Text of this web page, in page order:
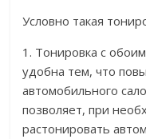
Условно такая
1. Тонировка с
удобна тем, что
автомобильного
позволяет, при
растонировать